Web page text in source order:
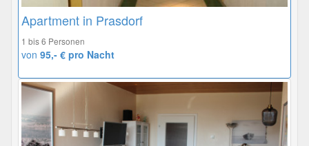
Apartment in Prasdorf
1 bis 6 Personen
von 95,- € pro Nacht